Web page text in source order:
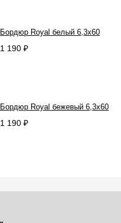
Бордюр Royal белый 6,3x60
1 190 ₽
Бордюр Royal бежевый 6,3x60
1 190 ₽